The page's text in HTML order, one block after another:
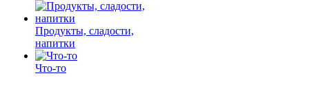
Продукты, сладости,
напитки
Что-то